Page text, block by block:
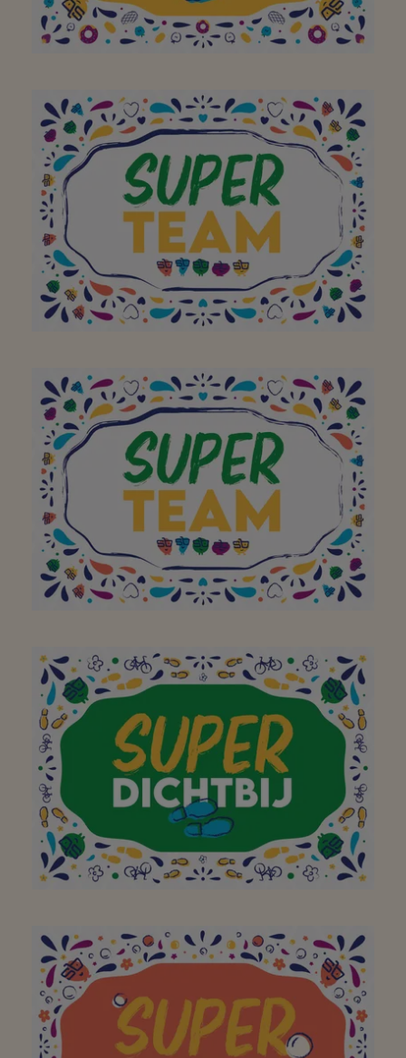
Belle équipe merci pour
vos services!
À toute l'équipe pour
avoir fait de votre
supermarché de quartier
un super endroit. Merci!
Continuez comme ça!
Utile pour les habitants
A mon supermarché de
quartier préféré où je
peux faire mes courses
avec plaisir, à vélo ou à